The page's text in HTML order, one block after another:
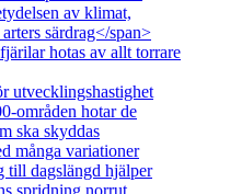
av klimat,
särdrag</span>
hotas av allt torrare
utvecklingshastighet
områden hotar de
ska skyddas
många variationer
till dagslängd hjälper
spridning norrut